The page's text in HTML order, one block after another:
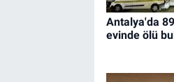
Antalya'da
evinde ölü